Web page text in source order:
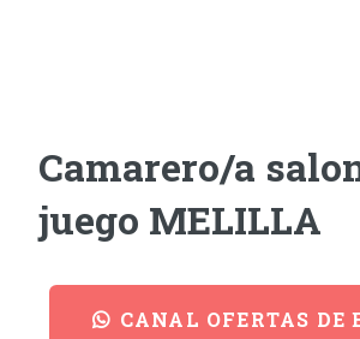
Camarero/a
juego MELILLA
CANAL OFERTAS DE